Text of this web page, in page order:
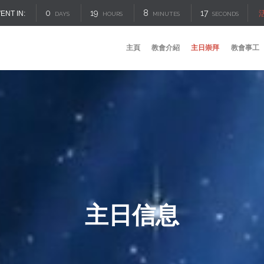
IN: 0 DAYS 19 HOURS 8 MINUTES 17 SECONDS
主頁 教會介紹 主日崇拜 教會事工
主日信息